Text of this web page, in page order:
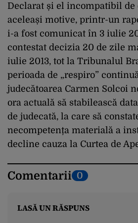
Declarat și el incompatibil de
aceleași motive, printr-un
i-a fost comunicat în 3 iulie
contestat decizia 20 de zile
iulie 2013, tot la Tribunalul
perioada de „respiro”
judecătoarea Carmen Solcoi
ora actuală să stabilească
de judecată, la care să
necompetența materială a
decline cauza la Curtea de
Comentarii 0
LASĂ UN RĂSPUNS